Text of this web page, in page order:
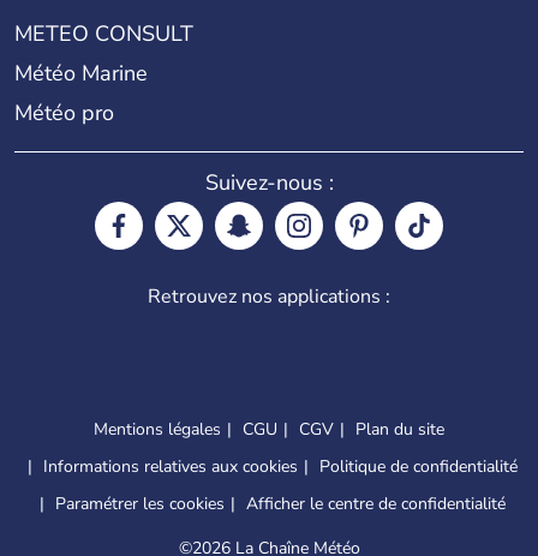
METEO CONSULT
Météo Marine
Météo pro
Suivez-nous :
Retrouvez nos applications :
Mentions légales CGU CGV
Plan du site
Informations relatives aux cookies
Politique de confidentialité
Paramétrer les cookies
Afficher le centre de confidentialité
©2026 La Chaîne Météo